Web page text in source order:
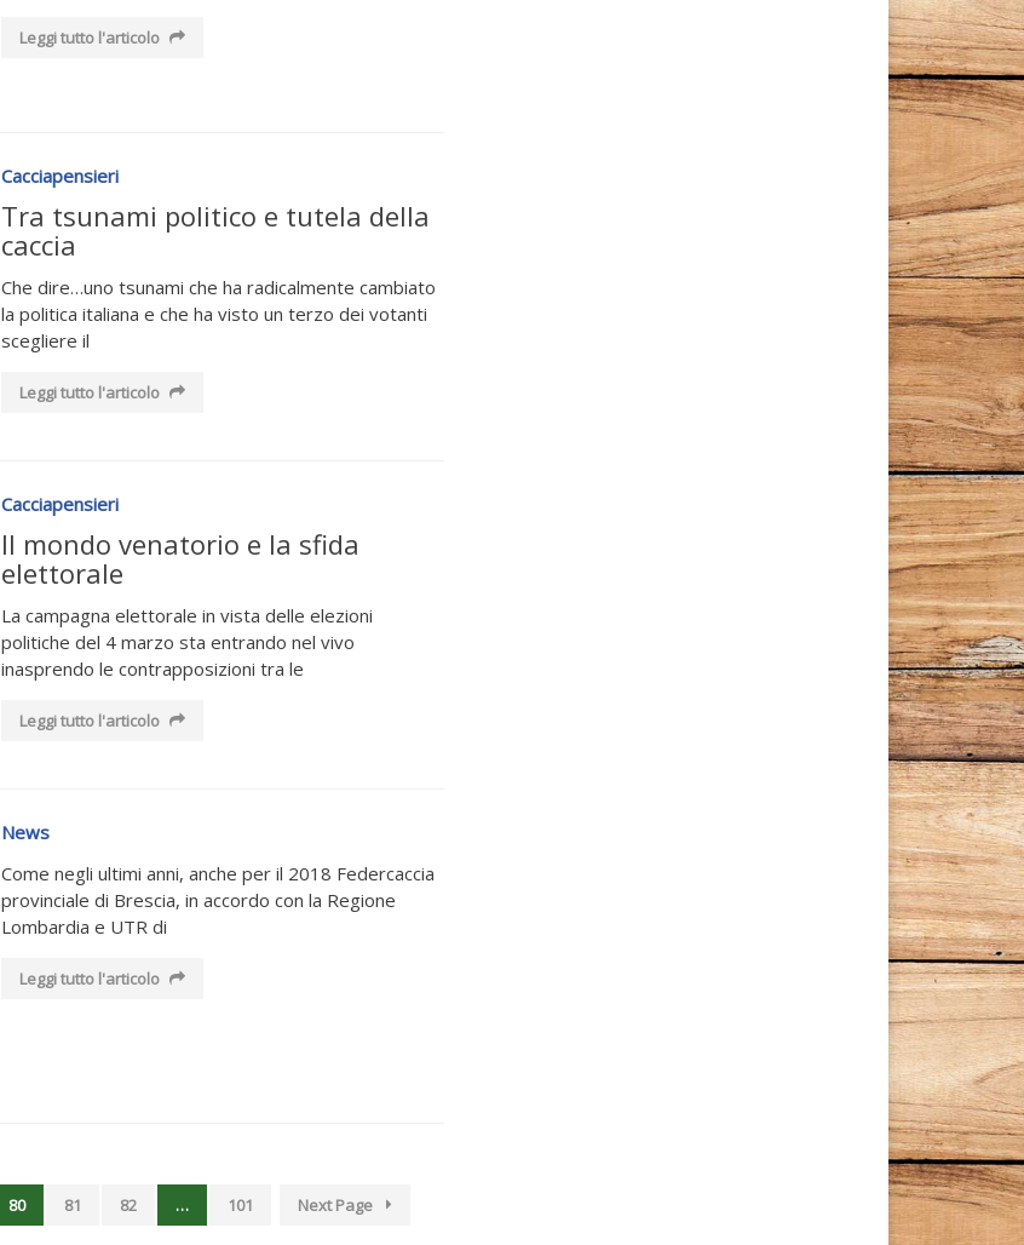
Leggi tutto l'articolo
Cacciapensieri
Tra tsunami politico e tutela della
caccia
Che dire…uno tsunami che ha radicalmente cambiato
la politica italiana e che ha visto un terzo dei votanti
scegliere il
Leggi tutto l'articolo
Cacciapensieri
Il mondo venatorio e la sfida
elettorale
La campagna elettorale in vista delle elezioni
politiche del 4 marzo sta entrando nel vivo
inasprendo le contrapposizioni tra le
Leggi tutto l'articolo
News
Come negli ultimi anni, anche per il 2018 Federcaccia
provinciale di Brescia, in accordo con la Regione
Lombardia e UTR di
Leggi tutto l'articolo
80 81 82 … 101 Next Page